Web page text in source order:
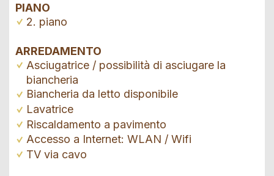
PIANO
2. piano
ARREDAMENTO
Asciugatrice / possibilità di asciugare la
biancheria
Biancheria da letto disponibile
Lavatrice
Riscaldamento a pavimento
Accesso a Internet: WLAN / Wifi
TV via cavo